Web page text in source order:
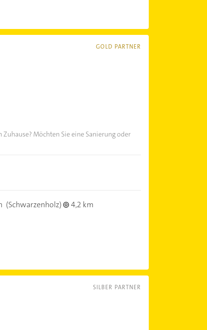
GOLD PARTNER
Möchten Sie eine Sanierung oder
(Schwarzenholz)
4,2 km
SILBER PARTNER